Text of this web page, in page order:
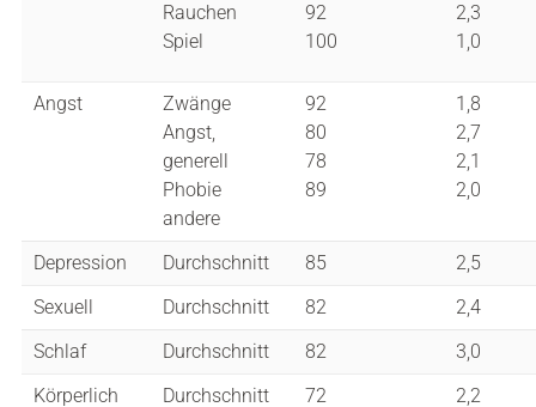
Rauchen
Spiel
92
100
2,3
1,0
Angst
Zwänge
Angst,
generell
Phobie
andere
92
80
78
89
1,8
2,7
2,1
2,0
Depression Durchschnitt 85
2,5
Sexuell
Durchschnitt 82
2,4
Schlaf
Durchschnitt 82
3,0
Körperlich
Durchschnitt 72 2,2